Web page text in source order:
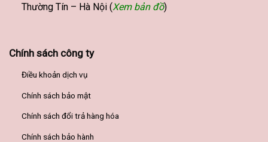
Thường Tín – Hà Nội (Xem bản đồ)
Chính sách công ty
Điều khoản dịch vụ
Chính sách bảo mật
Chính sách đổi trả hàng hóa
Chính sách bảo hành